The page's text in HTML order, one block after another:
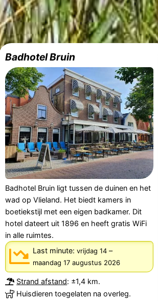
Badhotel Bruin
Badhotel Bruin ligt tussen de duinen en het
wad op Vlieland. Het biedt kamers in
boetiekstijl met een eigen badkamer. Dit
hotel dateert uit 1896 en heeft gratis WiFi
in alle ruimtes.
Last minute: vrijdag 14–
maandag 17 augustus 2026
Strand afstand: ±1,4 km.
Huisdieren toegelaten na overleg.